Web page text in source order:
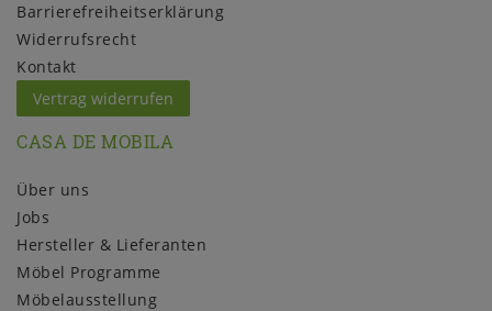
Barrierefreiheitserklärung
Widerrufs­recht
Kontakt
Vertrag widerrufen
CASA DE MOBILA
Über uns
Jobs
Hersteller & Lieferanten
Möbel Programme
Möbelausstellung